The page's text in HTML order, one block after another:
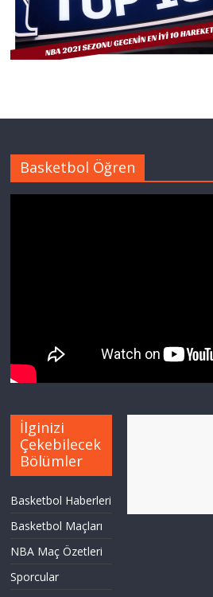
Basketbol Öğren
İlginizi
Çekebilecek
Bölümler
Basketbol Haberleri
Basketbol Maçları
NBA Maç Özetleri
Sporcular